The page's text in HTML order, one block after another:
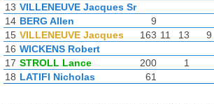
13 VILLENEUVE Jacques Sr
14 BERG Allen
9
15 VILLENEUVE Jacques 163 11 13 9
16 WICKENS Robert
17 STROLL Lance 200 1
18 LATIFI Nicholas 61